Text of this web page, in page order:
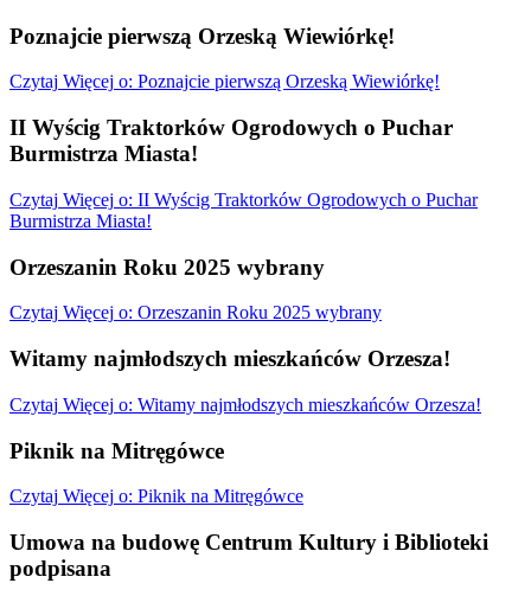
Poznajcie pierwszą Orzeską Wiewiórkę!
Czytaj Więcej o: Poznajcie pierwszą Orzeską Wiewiórkę!
II Wyścig Traktorków Ogrodowych o Puchar
Burmistrza Miasta!
Czytaj Więcej o: II Wyścig Traktorków Ogrodowych o Puchar
Burmistrza Miasta!
Orzeszanin Roku 2025 wybrany
Czytaj Więcej o: Orzeszanin Roku 2025 wybrany
Witamy najmłodszych mieszkańców Orzesza!
Czytaj Więcej o: Witamy najmłodszych mieszkańców Orzesza!
Piknik na Mitręgówce
Czytaj Więcej o: Piknik na Mitręgówce
Umowa na budowę Centrum Kultury i Biblioteki
podpisana